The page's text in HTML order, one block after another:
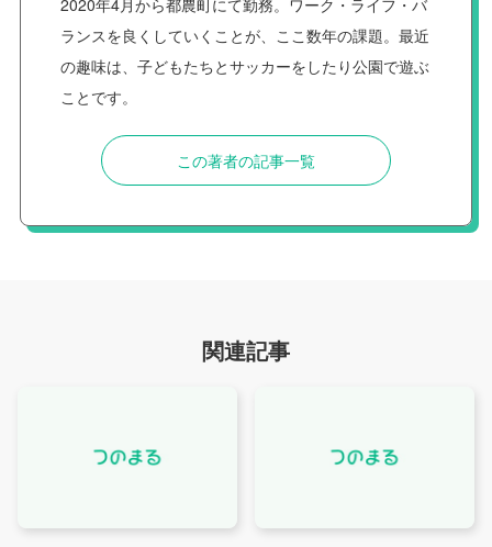
ランスを良くしていくことが、ここ数年の課題。最近
の趣味は、子どもたちとサッカーをしたり公園で遊ぶ
ことです。
この著者の記事一覧
関連記事